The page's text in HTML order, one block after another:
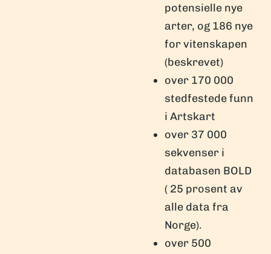
potensielle nye
arter, og 186 nye
for vitenskapen
(beskrevet)
over 170 000
stedfestede funn
i Artskart
over 37 000
sekvenser i
databasen BOLD
( 25 prosent av
alle data fra
Norge).
over 500